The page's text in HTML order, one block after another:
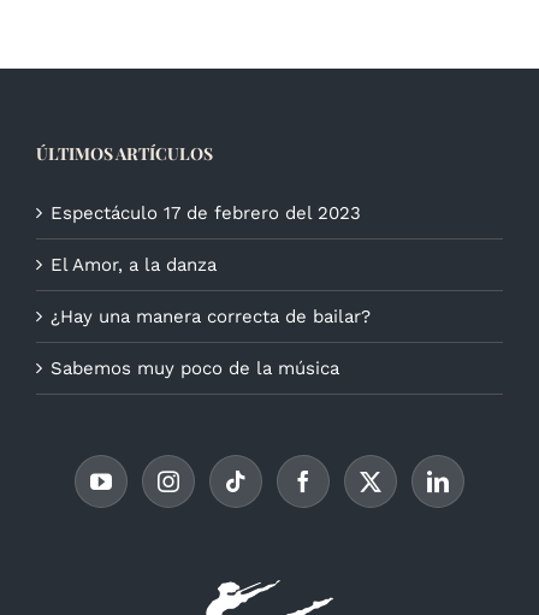
ÚLTIMOS ARTÍCULOS
Espectáculo 17 de febrero del 2023
El Amor, a la danza
¿Hay una manera correcta de bailar?
Sabemos muy poco de la música